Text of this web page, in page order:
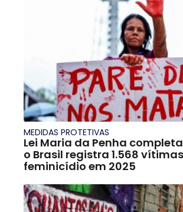
MEDIDAS PROTETIVAS
Lei Maria da Penha
o Brasil registra 1.568
feminicídio em 2025